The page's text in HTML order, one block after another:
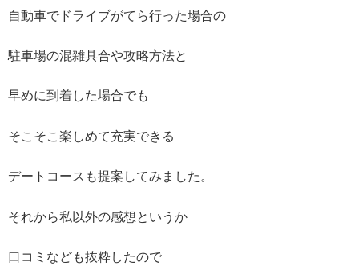
自動車でドライブがてら行った場合の
駐車場の混雑具合や攻略方法と
早めに到着した場合でも
そこそこ楽しめて充実できる
デートコースも提案してみました。
それから私以外の感想というか
口コミなども抜粋したので